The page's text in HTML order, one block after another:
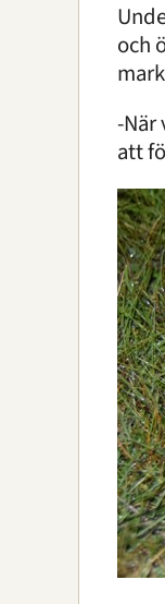
och
-När
att